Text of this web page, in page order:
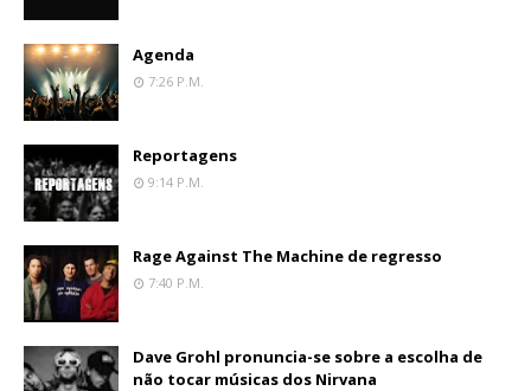
Agenda
7:26 P.m.
Reportagens
9:14 P.m.
Rage Against The Machine de regresso
7:40 P.m.
Dave Grohl pronuncia-se sobre a escolha de
não tocar músicas dos Nirvana